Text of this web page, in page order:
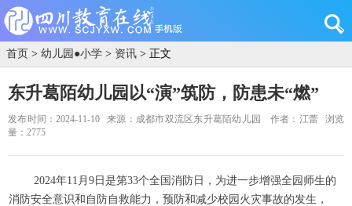
首页 > 幼儿园●小学 > 资讯 > 正文
东升葛陌幼儿园以“演”筑防，防患未“燃”
发布时间：2024-11-10 来源：成都市双流区东升葛陌幼儿园 作者：江蕾
浏览
量：2775
2024年11月9日是第33个全国消防日，为进一步增强全园师生的
消防安全意识和自防自救能力，预防和减少校园火灾事故的发生，